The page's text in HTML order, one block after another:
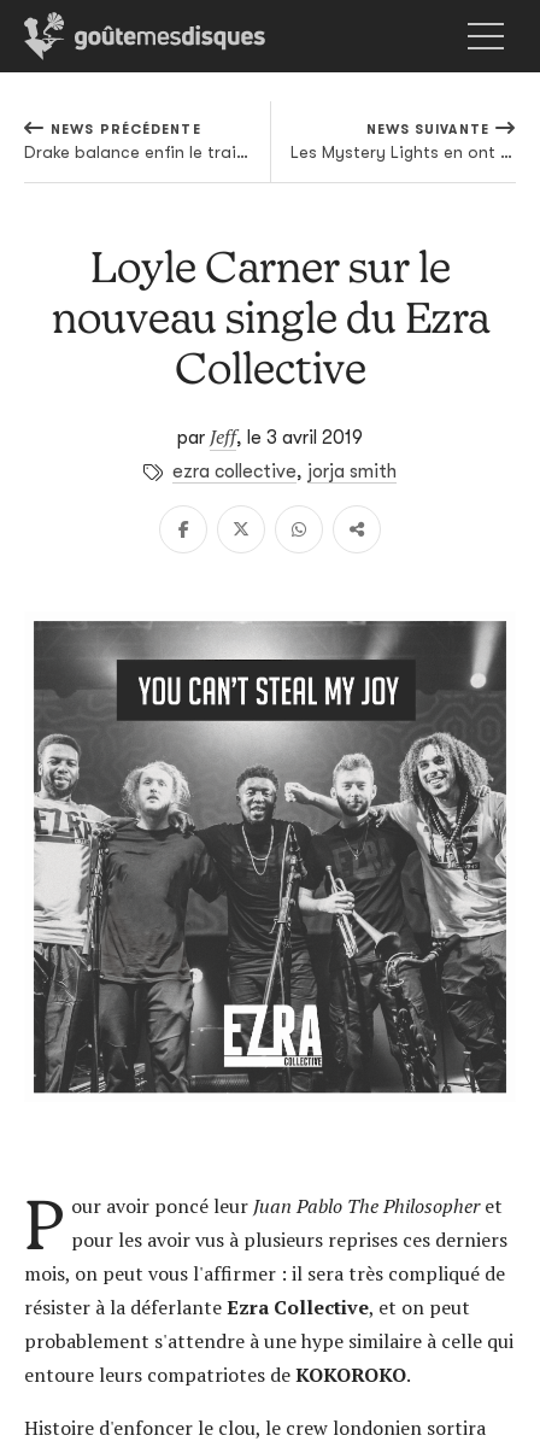
NEWS PRÉCÉDENTE
Drake balance enfin le trailer de la troisième saison de Top Boy
NEWS SUIVANTE
Les Mystery Lights en ont marre de la ville
Loyle Carner sur le
nouveau single du Ezra
Collective
par Jeff, le 3 avril 2019
ezra collective, jorja smith
P our avoir poncé leurJuan Pablo The Philosopheret
pour les avoir vus à plusieurs reprises ces derniers
mois, on peut vous l'affirmer : il sera très compliqué de
résister à la déferlanteEzra Collective, et on peut
probablement s'attendre à une hype similaire à celle qui
entoure leurs compatriotes deKOKOROKO.
Histoire d'enfoncer le clou, le crew londonien sortira